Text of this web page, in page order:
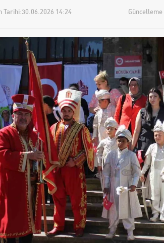
Tarihi:30.06.2026 14:24